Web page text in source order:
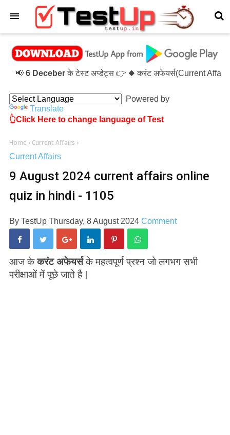
6 Deceberके टेस्ट अप्डेट्स 👉 ◆ करंट अफेयर्स(Current Affairs)-
Powered by
Translate
👆Click Here to change language of Test
Home › Current Affairs ›
Current Affairs
9 August 2024 current affairs online
quiz in hindi - 1105
By TestUp Thursday, 8 August 2024 Comment
आज केकरंट अफेयर्सके महत्वपूर्ण प्रश्न जो लगभग सभी
परीक्षाओं में पूछे जाते है |